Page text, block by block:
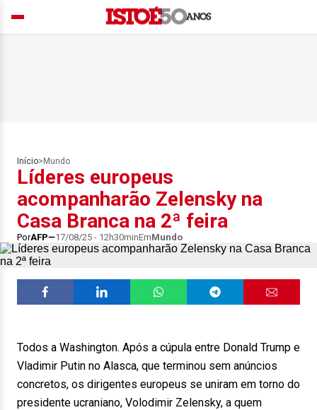
Início> Mundo
Líderes europeus
acompanharão Zelensky na
Casa Branca na 2ª feira
PorAFP 17/08/25 - 12h30minEmMundo
Todos a Washington. Após a cúpula entre Donald Trump e
Vladimir Putin no Alasca, que terminou sem anúncios
concretos, os dirigentes europeus se uniram em torno do
presidente ucraniano, Volodimir Zelensky, a quem